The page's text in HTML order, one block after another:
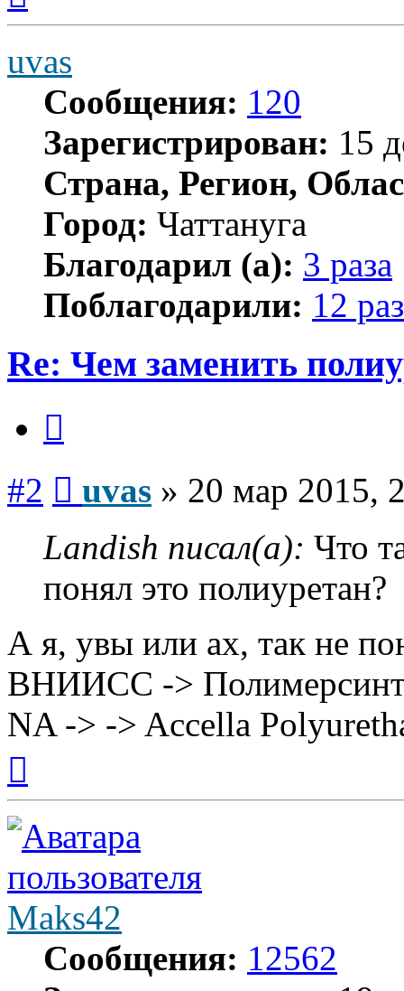
началу
uvas
Сообщения: 120
Зарегистрирован: 15
Страна, Регион,
Город: Чаттануга
Благодарил (а): 3 раза
Поблагодарили: 12 раз
Re: Чем заменить
#2 uvas » 20 мар 2015,
Landish писал(а): Что
понял это полиуретан?
А я, увы или ах, так не
ВНИИСС ->
NA -> -> Accella
началу
Maks42
Сообщения: 12562